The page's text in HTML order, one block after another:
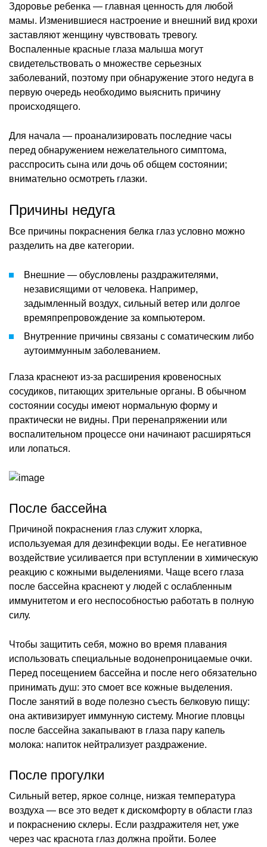
Здоровье ребенка — главная ценность для любой
мамы. Изменившиеся настроение и внешний вид крохи
заставляют женщину чувствовать тревогу.
Воспаленные красные глаза малыша могут
свидетельствовать о множестве серьезных
заболеваний, поэтому при обнаружение этого недуга в
первую очередь необходимо выяснить причину
происходящего.
Для начала — проанализировать последние часы
перед обнаружением нежелательного симптома,
расспросить сына или дочь об общем состоянии;
внимательно осмотреть глазки.
Причины недуга
Все причины покраснения белка глаз условно можно
разделить на две категории.
Внешние — обусловлены раздражителями,
независящими от человека. Например,
задымленный воздух, сильный ветер или долгое
времяпрепровождение за компьютером.
Внутренние причины связаны с соматическим либо
аутоиммунным заболеванием.
Глаза краснеют из-за расширения кровеносных
сосудиков, питающих зрительные органы. В обычном
состоянии сосуды имеют нормальную форму и
практически не видны. При перенапряжении или
воспалительном процессе они начинают расширяться
или лопаться.
После бассейна
Причиной покраснения глаз служит хлорка,
используемая для дезинфекции воды. Ее негативное
воздействие усиливается при вступлении в химическую
реакцию с кожными выделениями. Чаще всего глаза
после бассейна краснеют у людей с ослабленным
иммунитетом и его неспособностью работать в полную
силу.
Чтобы защитить себя, можно во время плавания
использовать специальные водонепроницаемые очки.
Перед посещением бассейна и после него обязательно
принимать душ: это смоет все кожные выделения.
После занятий в воде полезно съесть белковую пищу:
она активизирует иммунную систему. Многие пловцы
после бассейна закапывают в глаза пару капель
молока: напиток нейтрализует раздражение.
После прогулки
Сильный ветер, яркое солнце, низкая температура
воздуха — все это ведет к дискомфорту в области глаз
и покраснению склеры. Если раздражителя нет, уже
через час краснота глаз должна пройти. Более